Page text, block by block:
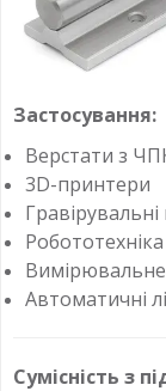
Застосування:
Верстати з
3D-принтери
Робототехніка
Автоматичні
Сумісність з